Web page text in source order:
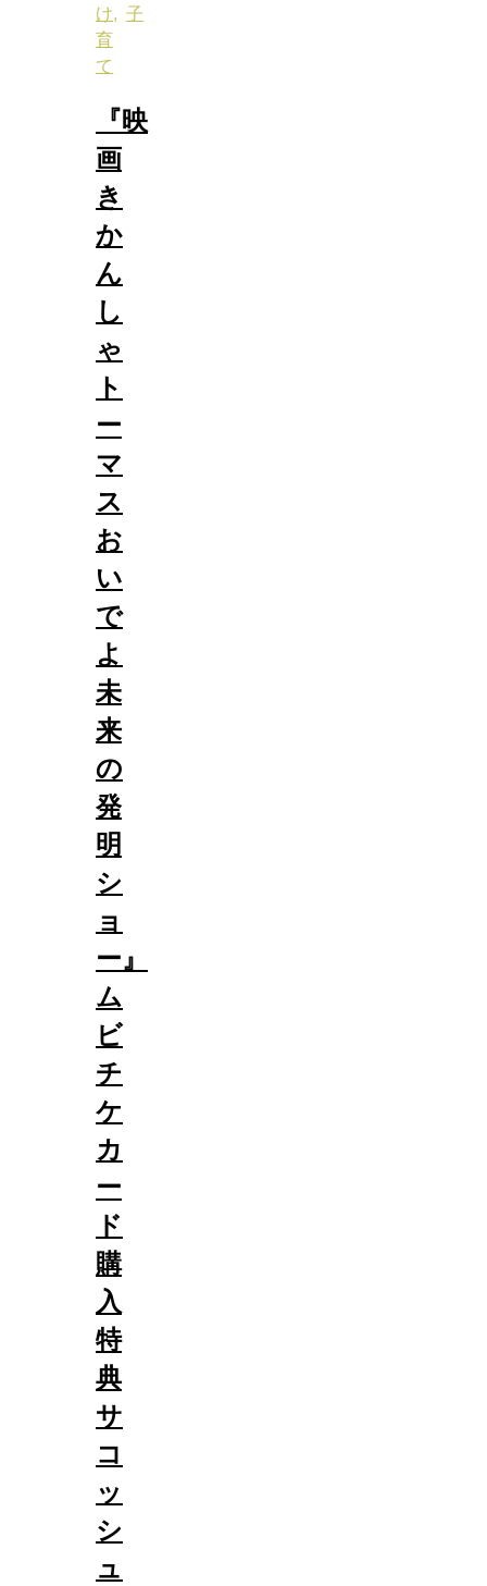
け, 子
育
て
『映
画
き
か
ん
し
ゃ
ト
ー
マ
ス
お
い
で
よ
未
来
の
発
明
シ
ョ
ー』
ム
ビ
チ
ケ
カ
ー
ド
購
入
特
典
サ
コ
ッ
シ
ュ